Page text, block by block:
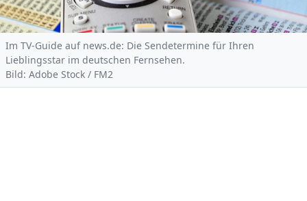
Im TV-Guide auf news.de: Die Sendetermine für Ihren
Lieblingsstar im deutschen Fernsehen.
Bild: Adobe Stock / FM2